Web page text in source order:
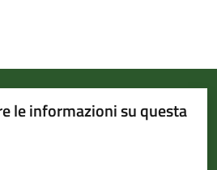
le informazioni su questa